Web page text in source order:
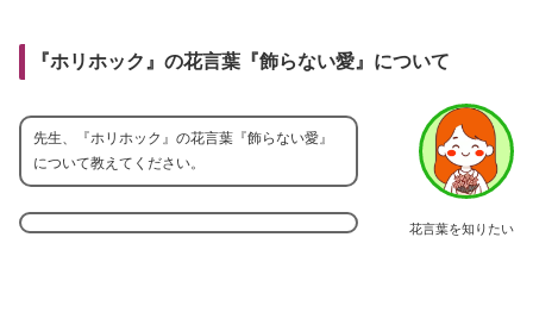
『ホリホック』の花言葉『飾らない愛』について
花言葉を知りたい
先生、『ホリホック』の花言葉『飾らない愛』
について教えてください。